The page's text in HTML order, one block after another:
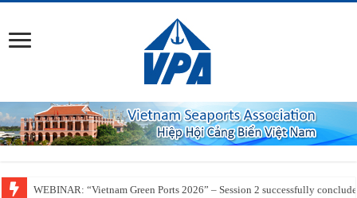
WEBINAR: “Vietnam Green Ports 2026” – Session 2 successfully